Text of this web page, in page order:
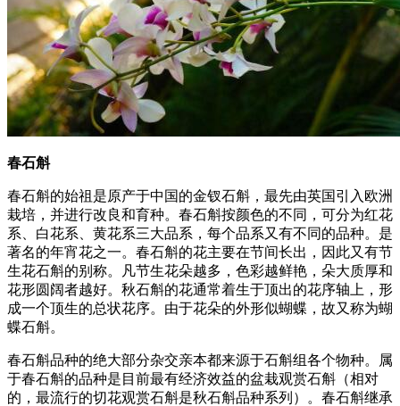
春石斛
春石斛的始祖是原产于中国的金钗石斛，最先由英国引入欧洲
栽培，并进行改良和育种。春石斛按颜色的不同，可分为红花
系、白花系、黄花系三大品系，每个品系又有不同的品种。是
著名的年宵花之一。春石斛的花主要在节间长出，因此又有节
生花石斛的别称。凡节生花朵越多，色彩越鲜艳，朵大质厚和
花形圆阔者越好。秋石斛的花通常着生于顶出的花序轴上，形
成一个顶生的总状花序。由于花朵的外形似蝴蝶，故又称为蝴
蝶石斛。
春石斛品种的绝大部分杂交亲本都来源于石斛组各个物种。属
于春石斛的品种是目前最有经济效益的盆栽观赏石斛（相对
的，最流行的切花观赏石斛是秋石斛品种系列）。春石斛继承